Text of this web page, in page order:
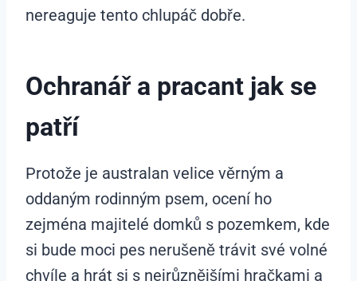
nereaguje tento chlupáč dobře.
Ochranář a pracant jak se
patří
Protože je australan velice věrným a
oddaným rodinným psem, ocení ho
zejména majitelé domků s pozemkem, kde
si bude moci pes nerušeně trávit své volné
chvíle a hrát si s nejrůznějšími hračkami a